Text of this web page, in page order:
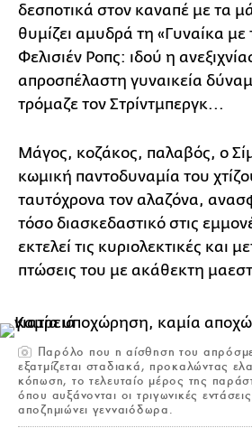
δεσποτικά στον καναπέ με τα
θυμίζει αμυδρά τη «Γυναίκα με
Φελισιέν Ροπς: ιδού η
απροσπέλαστη γυναικεία
τρόμαζε τον Στρίντμπεργκ...
Μάγος, κοζάκος, παλαβός, ο
κωμική παντοδυναμία του
ταυτόχρονα τον αλαζόνα,
τόσο διασκεδαστικό στις
εκτελεί τις κυριολεκτικές και
πτώσεις του με ακάθεκτη
Παρόλο που η αίσθηση του
εξατμίζεται σταδιακά, προκαλώντας
κόπωση, το τελευταίο μέρος της
όπου αυξάνονται οι τριγωνικές
αποζημιώνει γενναιόδωρα.